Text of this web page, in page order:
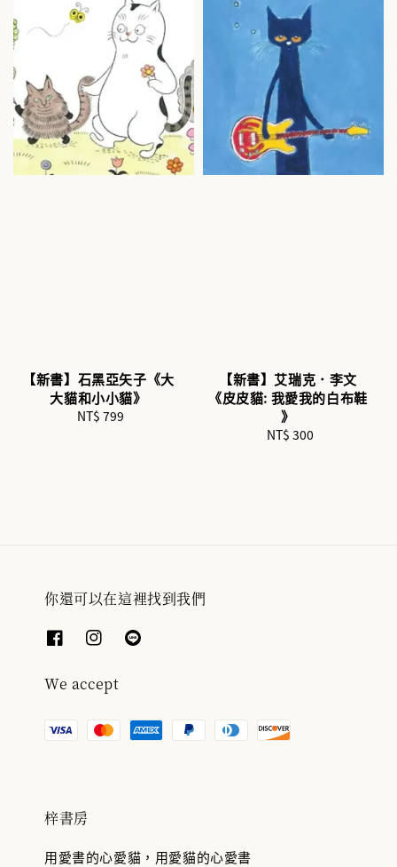
【新書】石黑亞矢子《大
大貓和小小貓》
Regular
NT$ 799
【新書】艾瑞克．李文
《皮皮貓: 我愛我的白布鞋
》
Regular
NT$ 300
你還可以在這裡找到我們
We accept
梓書房
用愛書的心愛貓，用愛貓的心愛書